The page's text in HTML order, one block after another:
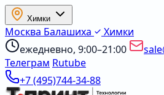
Химки
Москва Балашиха
Химки
ежедневно, 9:00–21:00
Телеграм Rutube
+7 (495)744-34-88